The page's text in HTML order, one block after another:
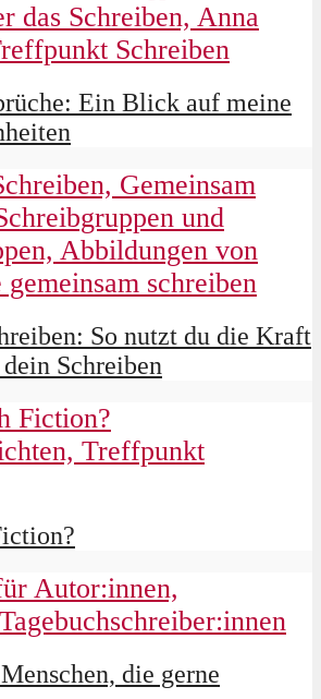
Ein Blick auf meine
So nutzt du die Kraft
Schreiben
die gerne